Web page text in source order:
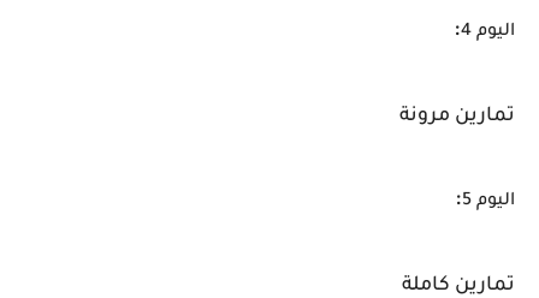
اليوم 4 :
تمارين مرونة
اليوم 5 :
تمارين كاملة